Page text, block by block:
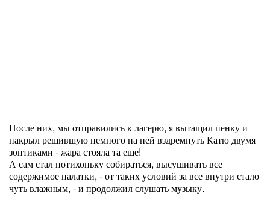
После них, мы отправились к лагерю, я вытащил пенку и
накрыл решившую немного на ней вздремнуть Катю двумя
зонтиками - жара стояла та еще!
А сам стал потихоньку собираться, высушивать все
содержимое палатки, - от таких условий за все внутри стало
чуть влажным, - и продолжил слушать музыку.